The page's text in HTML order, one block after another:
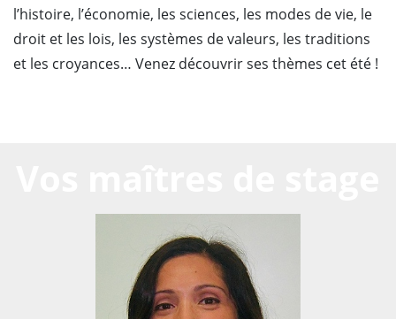
l’histoire, l’économie, les sciences, les modes de vie, le
droit et les lois, les systèmes de valeurs, les traditions
et les croyances… Venez découvrir ses thèmes cet été !